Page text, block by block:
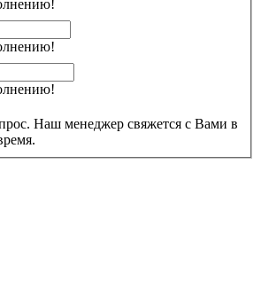
Наш менеджер свяжется с Вами в